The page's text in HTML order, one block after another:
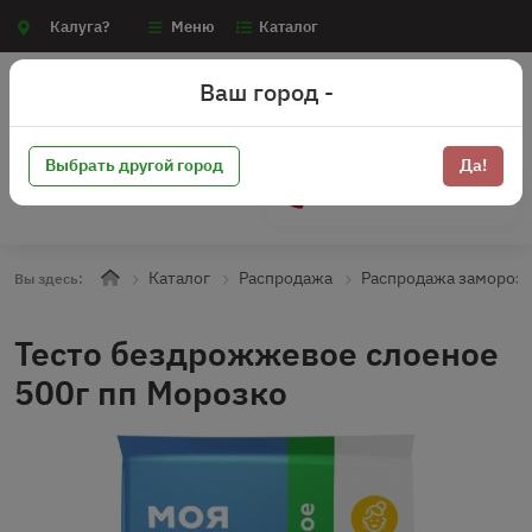
Калуга? Меню Каталог
Вы здесь: Каталог Распродажа Распродажа
Тесто бездрожжевое слоеное
500г пп Морозко
Ваш город -
Выбрать другой город Да!